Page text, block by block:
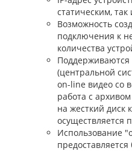
статическим,
Возможность
подключения к
количества
Поддерживаются
(центральной
on-line видео со
работа с
на жесткий диск
осуществляется
Использование
предоставляется